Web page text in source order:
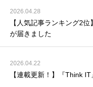
2026.04.28
【人気記事ランキング2
が届きました
2026.04.22
【連載更新！】『Think